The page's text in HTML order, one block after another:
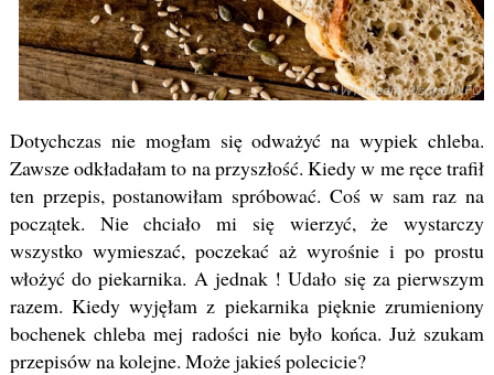
Dotychczas nie mogłam się odważyć na wypiek chleba.
Zawsze odkładałam to na przyszłość. Kiedy w me ręce trafił
ten przepis, postanowiłam spróbować. Coś w sam raz na
początek. Nie chciało mi się wierzyć, że wystarczy
wszystko wymieszać, poczekać aż wyrośnie i po prostu
włożyć do piekarnika. A jednak ! Udało się za pierwszym
razem. Kiedy wyjęłam z piekarnika pięknie zrumieniony
bochenek chleba mej radości nie było końca. Już szukam
przepisów na kolejne. Może jakieś polecicie?